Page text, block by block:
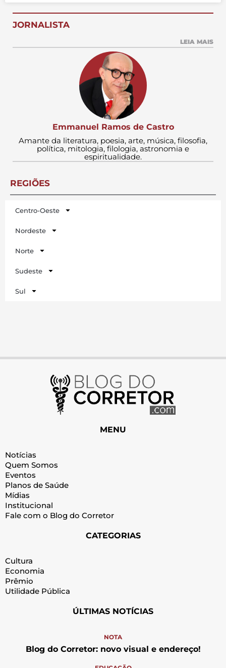
JORNALISTA
LEIA MAIS
Emmanuel Ramos de Castro
Amante da literatura, poesia, arte, música, filosofia,
política, mitologia, filologia, astronomia e
espiritualidade.
REGIÕES
Centro-Oeste
Nordeste
Norte
Sudeste
Sul
MENU
Notícias
Quem Somos
Eventos
Planos de Saúde
Mídias
Institucional
Fale com o Blog do Corretor
CATEGORIAS
Cultura
Economia
Prêmio
Utilidade Pública
ÚLTIMAS NOTÍCIAS
NOTA
Blog do Corretor: novo visual e endereço!